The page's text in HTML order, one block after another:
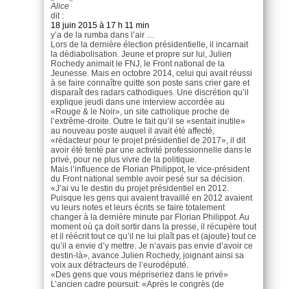
Alice
dit :
18 juin 2015 à 17 h 11 min
y’a de la rumba dans l’air …
Lors de la dernière élection présidentielle, il incarnait
la dédiabolisation. Jeune et propre sur lui, Julien
Rochedy animait le FNJ, le Front national de la
Jeunesse. Mais en octobre 2014, celui qui avait réussi
à se faire connaître quitte son poste sans crier gare et
disparaît des radars cathodiques. Une discrétion qu’il
explique jeudi dans une interview accordée au
«Rouge & le Noir», un site catholique proche de
l’extrême-droite. Outre le fait qu’il se «sentait inutile»
au nouveau poste auquel il avait été affecté,
«rédacteur pour le projet présidentiel de 2017», il dit
avoir été tenté par une activité professionnelle dans le
privé, pour ne plus vivre de la politique.
Mais l’influence de Florian Philippot, le vice-président
du Front national semble avoir pesé sur sa décision.
«J’ai vu le destin du projet présidentiel en 2012.
Puisque les gens qui avaient travaillé en 2012 avaient
vu leurs notes et leurs écrits se faire totalement
changer à la dernière minute par Florian Philippot. Au
moment où ça doit sortir dans la presse, il récupère tout
et il réécrit tout ce qu’il ne lui plaît pas et (ajoute) tout ce
qu’il a envie d’y mettre. Je n’avais pas envie d’avoir ce
destin-là», avance Julien Rochedy, joignant ainsi sa
voix aux détracteurs de l’eurodéputé.
«Des gens que vous mépriseriez dans le privé»
L’ancien cadre poursuit: «Après le congrès (de